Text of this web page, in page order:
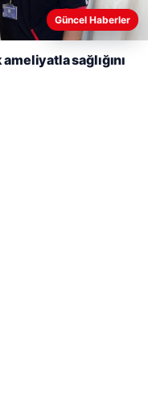
iyi anlayabilmek,
Güncel Haberler
sağlığını